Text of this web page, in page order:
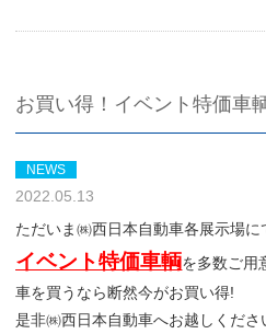
お買い得！イベント特価車
NEWS
2022.05.13
ただいま㈱西日本自動車各展示場に
イベント特価車輌を多数ご用
車を買うなら断然今がお買い得!
是非㈱西日本自動車へお越しくださ